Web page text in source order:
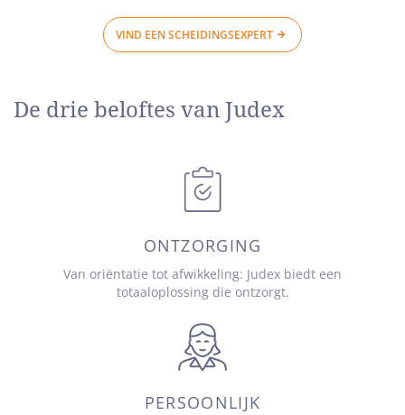
VIND EEN SCHEIDINGSEXPERT
De drie beloftes van Judex
ONTZORGING
Van oriëntatie tot afwikkeling: Judex biedt een
totaaloplossing die ontzorgt.
PERSOONLIJK